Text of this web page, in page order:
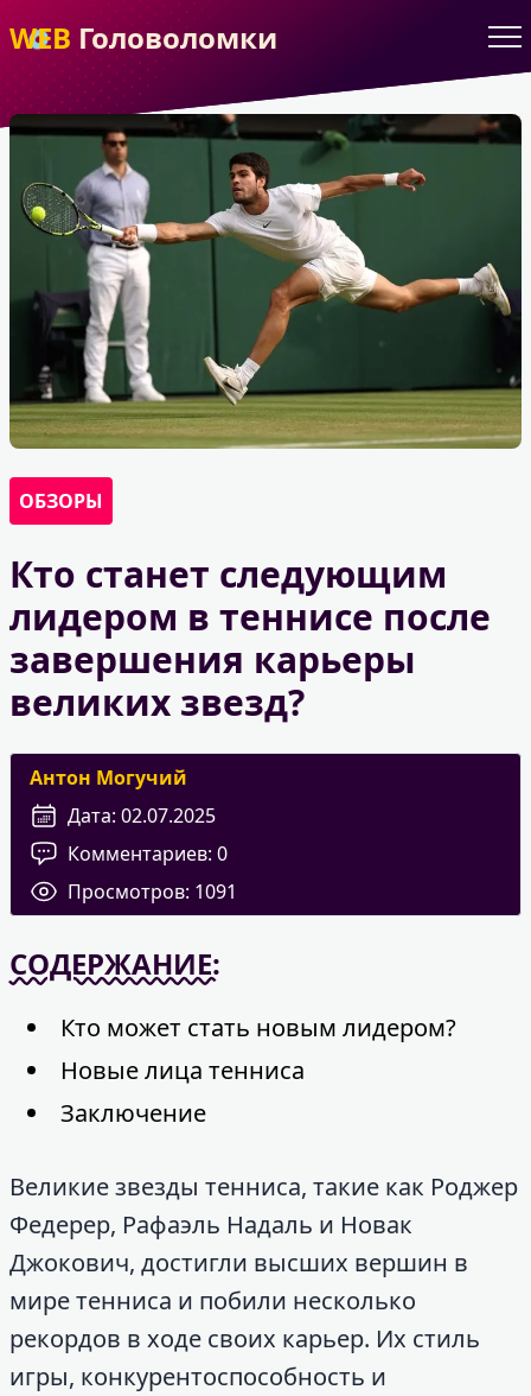
WEBГоловоломки
ОБЗОРЫ
Кто станет следующим
лидером в теннисе после
завершения карьеры
великих звезд?
Антон Могучий
Дата: 02.07.2025
Комментариев: 0
Просмотров: 1091
СОДЕРЖАНИЕ:
Кто может стать новым лидером?
Новые лица тенниса
Заключение
Великие звезды тенниса, такие как Роджер
Федерер, Рафаэль Надаль и Новак
Джокович, достигли высших вершин в
мире тенниса и побили несколько
рекордов в ходе своих карьер. Их стиль
игры, конкурентоспособность и